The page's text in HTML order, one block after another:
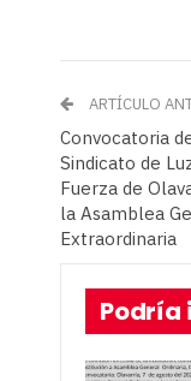
ARTÍCULO
Convocatoria
Sindicato de
Fuerza de
la Asamblea
Extraordinaria
Podría